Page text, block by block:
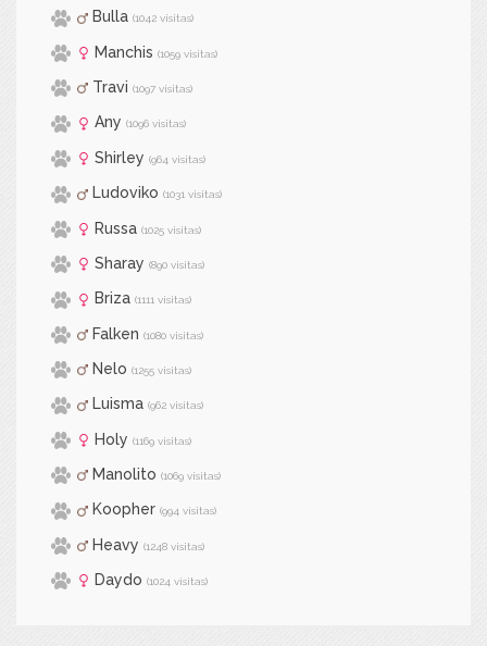
Bulla (1042 visitas)
Manchis (1059 visitas)
Travi (1097 visitas)
Any (1096 visitas)
Shirley (964 visitas)
Ludoviko (1031 visitas)
Russa (1025 visitas)
Sharay (890 visitas)
Briza (1111 visitas)
Falken (1080 visitas)
Nelo (1255 visitas)
Luisma (962 visitas)
Holy (1169 visitas)
Manolito (1069 visitas)
Koopher (994 visitas)
Heavy (1248 visitas)
Daydo (1024 visitas)